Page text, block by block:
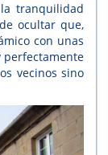
tranquilidad
ocultar que,
con unas
perfectamente
vecinos sino